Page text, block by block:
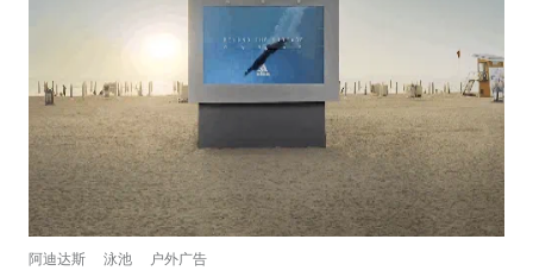
阿迪达斯 泳池 户外广告